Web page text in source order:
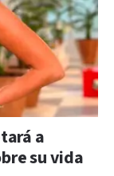
a
su vida